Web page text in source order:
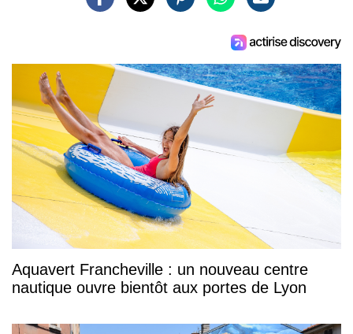
Aquavert Francheville : un nouveau centre
nautique ouvre bientôt aux portes de Lyon